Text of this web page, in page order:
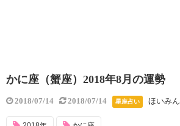
かに座（蟹座）2018年8月の運勢
2018/07/14 2018/07/14 星座占い ほいみん